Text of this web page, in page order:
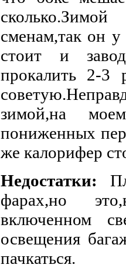
сменам,так он
стоит и
прокалить 2-3
зимой,на
пониженных
же калорифер
Недостатки:
фарах,но
включенном
освещения
пачкаться.